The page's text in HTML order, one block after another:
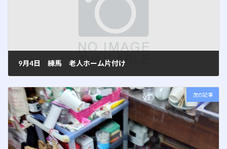
9月4日 練馬 老人ホーム片付け
次の記事